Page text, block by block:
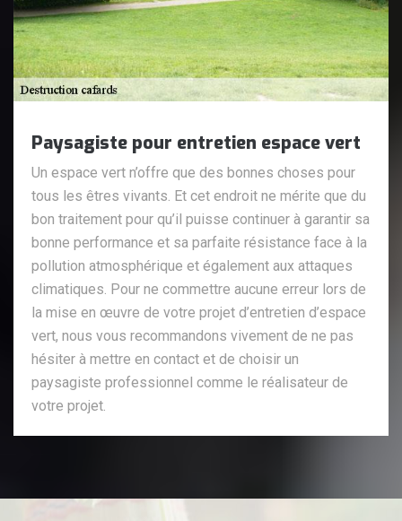
Paysagiste pour entretien espace vert
Un espace vert n’offre que des bonnes choses pour
tous les êtres vivants. Et cet endroit ne mérite que du
bon traitement pour qu’il puisse continuer à garantir sa
bonne performance et sa parfaite résistance face à la
pollution atmosphérique et également aux attaques
climatiques. Pour ne commettre aucune erreur lors de
la mise en œuvre de votre projet d’entretien d’espace
vert, nous vous recommandons vivement de ne pas
hésiter à mettre en contact et de choisir un
paysagiste professionnel comme le réalisateur de
votre projet.